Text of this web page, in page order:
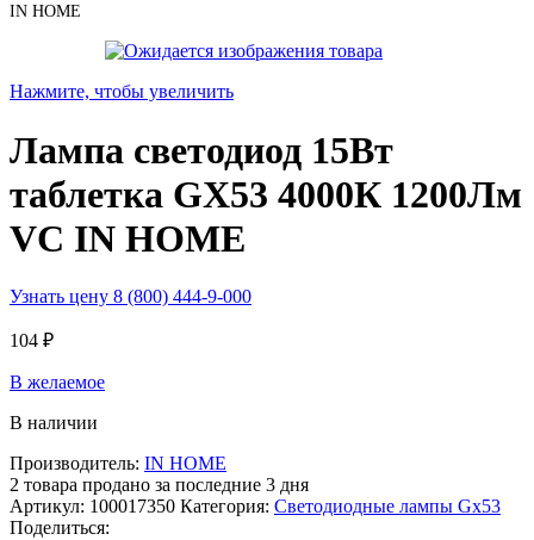
IN HOME
Нажмите, чтобы увеличить
Лампа светодиод 15Вт
таблетка GX53 4000К 1200Лм
VC IN HOME
Узнать цену 8 (800) 444-9-000
104 ₽
В желаемое
В наличии
Производитель: IN HOME
2 товара продано за последние 3 дня
Артикул: 100017350 Категория: Светодиодные лампы Gx53
Поделиться: